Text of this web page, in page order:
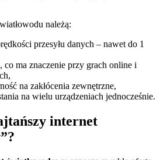
należą:
przesyłu danych – nawet do 1
co ma znaczenie przy grach online i
na zakłócenia zewnętrzne,
na wielu urządzeniach jednocześnie.
internet